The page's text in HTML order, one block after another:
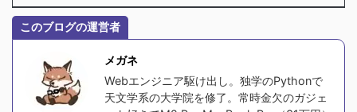
このブログの運営者
メガネ
Webエンジニア駆け出し。独学のPythonで
天文学系の大学院を修了。常時金欠のガジェ